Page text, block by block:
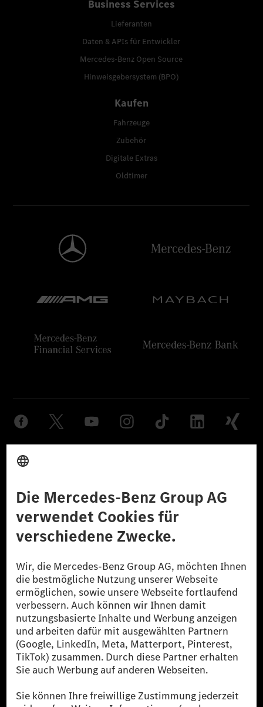
Business Services
Lieferanten
Daten & APIs für Entwickler
Mercedes-Benz Open Source
Hinweisgebersystem (BPO)
Kaufen
Fahrzeuge
Zubehör
Digitale Extras
Oldtimer
© 2026 Mercedes-Benz Group AG. Alle Rechte vorbehalten.
reduzierte CO₂-Emissionen bei der Mercedes-Benz Group durch
zertifizierte Ausgleichsprojekte kompensiert werden.
[2] Renewable Charging ist ein integraler Bestandteil von MB.CHARGE
Public in Europa, den USA, Kanada und China. Sofern an der jeweiligen
Ladestation noch kein Strom aus erneuerbaren Energien vorliegt,
verwendet Renewable Charging Grünstromzertifikate*. Diese stellen
sicher, dass für Ladevorgänge über MB.CHARGE Public eine äquivalente
Strommenge aus erneuerbaren Energien ins Stromnetz eingespeist wird.
Sie stammen ausschließlich aus Wind- und Solarkraftanlagen, die jünger
als sechs Jahre sind.
* Inkl. EKOenergy Ökolabel
* Die angegebenen Werte wurden nach dem vorgeschriebenen
Messverfahren WLTP (Worldwide harmonised Light vehicles Test